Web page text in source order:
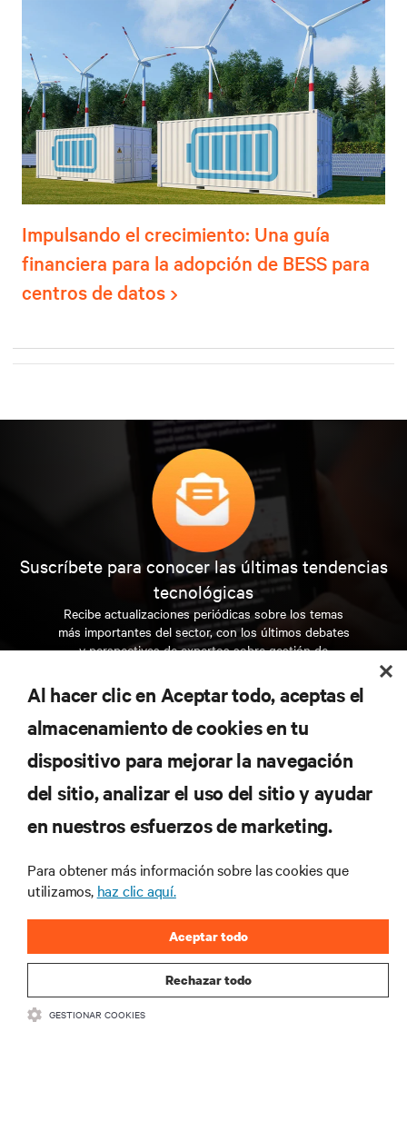
Impulsando el crecimiento: Una guía
financiera para la adopción de BESS para
centros de datos
Suscríbete para conocer las últimas tendencias
tecnológicas
Recibe actualizaciones periódicas sobre los temas
más importantes del sector, con los últimos debates
y perspectivas de expertos sobre gestión de
REGÍSTRATE AHORA
SOPORTE
CORPORATIVO
CONECTA CON NOSOTROS
Al hacer clic en Aceptar todo, aceptas el
almacenamiento de cookies en tu
dispositivo para mejorar la navegación
del sitio, analizar el uso del sitio y ayudar
en nuestros esfuerzos de marketing.
Para obtener más información sobre las cookies que
utilizamos, haz clic aquí.
Rechazar todo
Aceptar todo
GESTIONAR COOKIES